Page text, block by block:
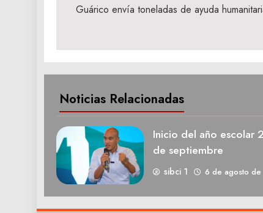
de
Guárico envía toneladas de ayuda
Noticias Relacionadas
Inicio del año escolar
de septiembre
sibci 1 6 de agosto